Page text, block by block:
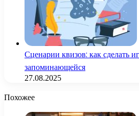
Сценарии квизов: как сделать
запоминающейся
27.08.2025
Похожее